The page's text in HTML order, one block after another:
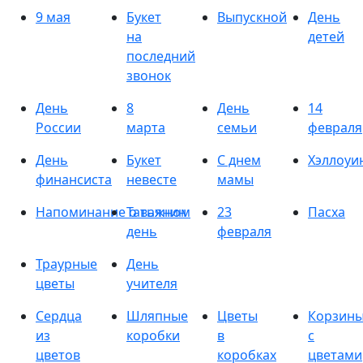
9 мая
Букет
на
последний
звонок
Выпускной
День
детей
День
России
8
марта
День
семьи
14
февраля
День
финансиста
Букет
невесте
С днем
мамы
Напоминание о важном
Татьянин
день
23
февраля
Пасха
Траурные
цветы
День
учителя
Сердца
из
цветов
Шляпные
коробки
Цветы
в
коробках
с
цветами